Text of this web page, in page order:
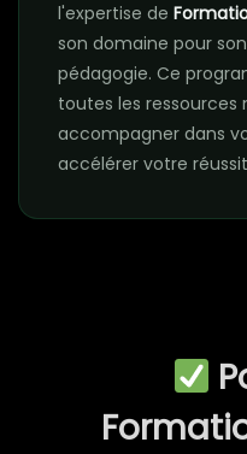
l'expertise de
son domaine pour
pédagogie. Ce
toutes les ressources
accompagner dans
accélérer votre